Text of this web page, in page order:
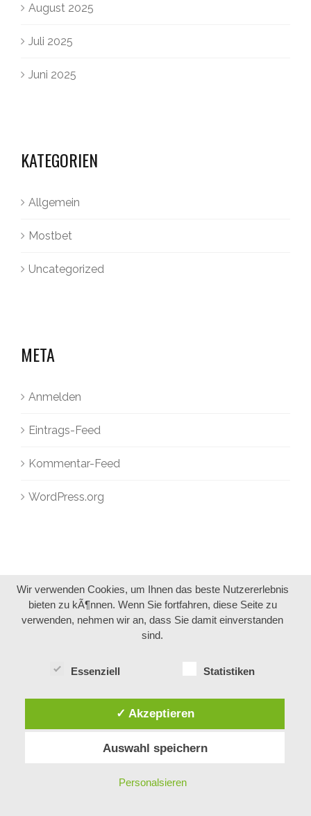
August 2025
Juli 2025
Juni 2025
KATEGORIEN
Allgemein
Mostbet
Uncategorized
META
Anmelden
Eintrags-Feed
Kommentar-Feed
WordPress.org
- ALL RIGHTS RESERVED.
Wir verwenden Cookies, um Ihnen das beste Nutzererlebnis
bieten zu kÃ¶nnen. Wenn Sie fortfahren, diese Seite zu
verwenden, nehmen wir an, dass Sie damit einverstanden
sind.
Essenziell Statistiken
✓ Akzeptieren
Auswahl speichern
Personalsieren